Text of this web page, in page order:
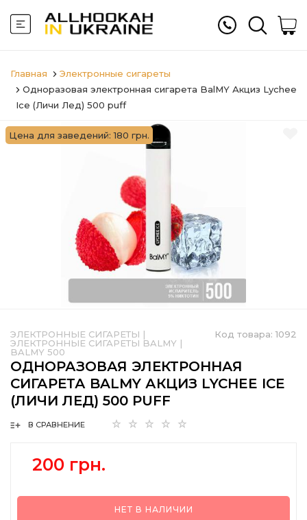
Главная
Электронные сигареты
Одноразовая электронная сигарета BalMY Акциз Lychee
Ice (Личи Лед) 500 puff
Цена для заведений: 180 грн.
Код товара: 1092
ЭЛЕКТРОННЫЕ СИГАРЕТЫ |
ЭЛЕКТРОННЫЕ СИГАРЕТЫ BALMY |
BALMY 500
ОДНОРАЗОВАЯ ЭЛЕКТРОННАЯ
СИГАРЕТА BALMY АКЦИЗ LYCHEE ICE
(ЛИЧИ ЛЕД) 500 PUFF
В СРАВНЕНИЕ
200 грн.
НЕТ В НАЛИЧИИ